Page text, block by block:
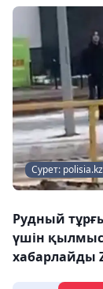
Сурет: polisia.kz
Рудный
үшін
хабарлайды